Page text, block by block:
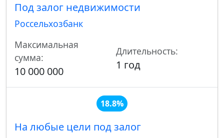
Под залог недвижимости
Россельхозбанк
Максимальная
сумма:
10 000 000
Длительность:
1 год
18.8%
На любые цели под залог